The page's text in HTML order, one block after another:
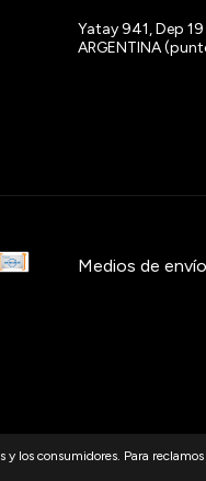
Yatay 941, Dep 19
ARGENTINA
Medios de envío
y los consumidores. Para reclamos